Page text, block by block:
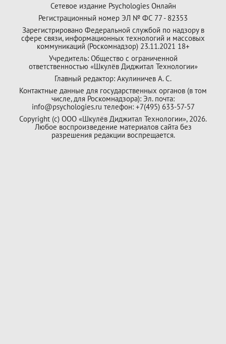
Сетевое издание Psychologies Онлайн
Регистрационный номер ЭЛ № ФС 77 - 82353
Зарегистрировано Федеральной службой по надзору в
сфере связи, информационных технологий и массовых
коммуникаций (Роскомнадзор) 23.11.2021 18+
Учредитель: Общество с ограниченной
ответственностью «Шкулёв Диджитал Технологии»
Главный редактор: Акулиничев А. С.
Контактные данные для государственных органов (в том
числе, для Роскомнадзора): Эл. почта:
info@psychologies.ru телефон: +7(495) 633-57-57
Copyright (с) ООО «Шкулёв Диджитал Технологии», 2026.
Любое воспроизведение материалов сайта без
разрешения редакции воспрещается.